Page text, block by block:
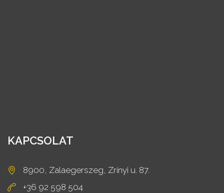
KAPCSOLAT
8900, Zalaegerszeg, Zrínyi u. 87.
+36 92 598 504